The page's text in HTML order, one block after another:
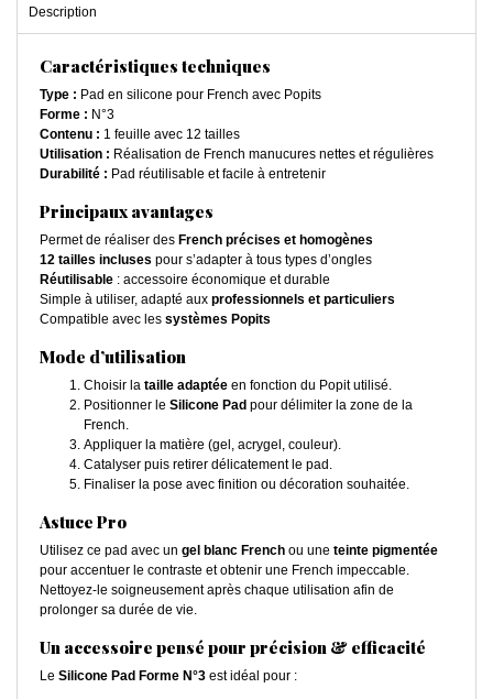
Description
Caractéristiques techniques
Type : Pad en silicone pour French avec Popits
Forme : N°3
Contenu : 1 feuille avec 12 tailles
Utilisation : Réalisation de French manucures nettes et régulières
Durabilité : Pad réutilisable et facile à entretenir
Principaux avantages
Permet de réaliser des French précises et homogènes
12 tailles incluses pour s’adapter à tous types d’ongles
Réutilisable : accessoire économique et durable
Simple à utiliser, adapté aux professionnels et particuliers
Compatible avec les systèmes Popits
Mode d’utilisation
Choisir la taille adaptée en fonction du Popit utilisé.
Positionner le Silicone Pad pour délimiter la zone de la
French.
Appliquer la matière (gel, acrygel, couleur).
Catalyser puis retirer délicatement le pad.
Finaliser la pose avec finition ou décoration souhaitée.
Astuce Pro
Utilisez ce pad avec un gel blanc French ou une teinte pigmentée
pour accentuer le contraste et obtenir une French impeccable.
Nettoyez-le soigneusement après chaque utilisation afin de
prolonger sa durée de vie.
Un accessoire pensé pour précision & efficacité
Le Silicone Pad Forme N°3 est idéal pour :